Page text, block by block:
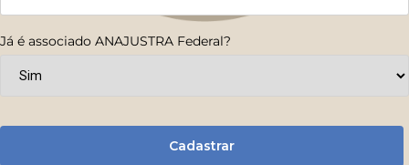
Já é associado ANAJUSTRA Federal?
Cadastrar